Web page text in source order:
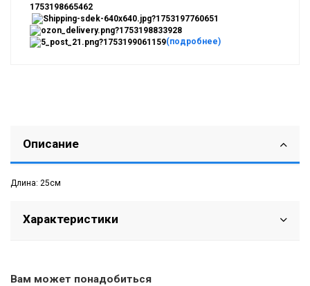
(подробнее)
Описание
Длина: 25см
Характеристики
Вам может понадобиться